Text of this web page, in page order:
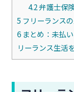
4.2弁護士保
5 フリーランス
6まとめ：未払
リーランス生活